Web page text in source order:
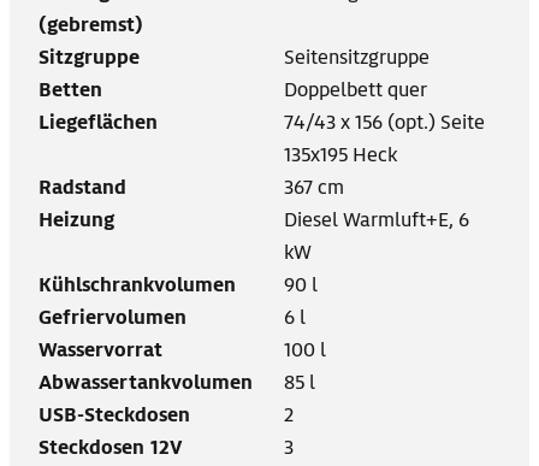
(gebremst)
Sitzgruppe
Seitensitzgruppe
Betten
Doppelbett quer
Liegeflächen
74/43 x 156 (opt.) Seite
135x195 Heck
Radstand
367 cm
Heizung
Diesel Warmluft+E, 6
kW
Kühlschrankvolumen
90 l
Gefriervolumen
6 l
Wasservorrat
100 l
Abwassertankvolumen
85 l
USB-Steckdosen
2
Steckdosen 12V
3